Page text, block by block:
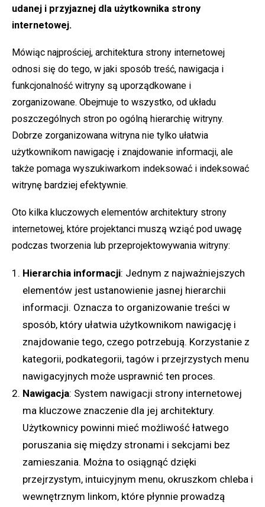
udanej i przyjaznej dla użytkownika strony
internetowej.
Mówiąc najprościej, architektura strony internetowej
odnosi się do tego, w jaki sposób treść, nawigacja i
funkcjonalność witryny są uporządkowane i
zorganizowane. Obejmuje to wszystko, od układu
poszczególnych stron po ogólną hierarchię witryny.
Dobrze zorganizowana witryna nie tylko ułatwia
użytkownikom nawigację i znajdowanie informacji, ale
także pomaga wyszukiwarkom indeksować i indeksować
witrynę bardziej efektywnie.
Oto kilka kluczowych elementów architektury strony
internetowej, które projektanci muszą wziąć pod uwagę
podczas tworzenia lub przeprojektowywania witryny:
Hierarchia informacji: Jednym z najważniejszych
elementów jest ustanowienie jasnej hierarchii
informacji. Oznacza to organizowanie treści w
sposób, który ułatwia użytkownikom nawigację i
znajdowanie tego, czego potrzebują. Korzystanie z
kategorii, podkategorii, tagów i przejrzystych menu
nawigacyjnych może usprawnić ten proces.
Nawigacja: System nawigacji strony internetowej
ma kluczowe znaczenie dla jej architektury.
Użytkownicy powinni mieć możliwość łatwego
poruszania się między stronami i sekcjami bez
zamieszania. Można to osiągnąć dzięki
przejrzystym, intuicyjnym menu, okruszkom chleba i
wewnętrznym linkom, które płynnie prowadzą